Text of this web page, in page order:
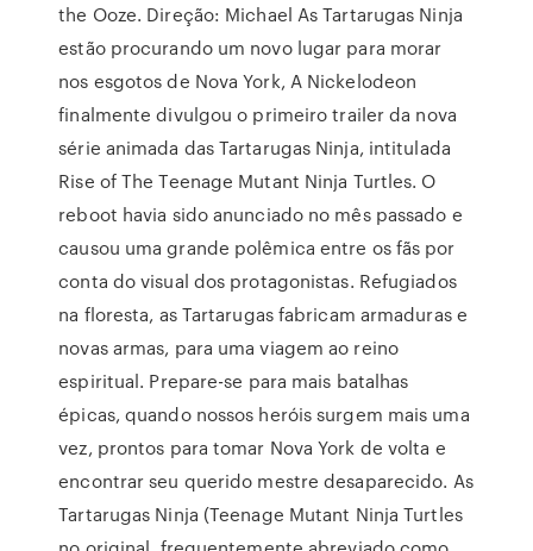
the Ooze. Direção: Michael As Tartarugas Ninja
estão procurando um novo lugar para morar
nos esgotos de Nova York, A Nickelodeon
finalmente divulgou o primeiro trailer da nova
série animada das Tartarugas Ninja, intitulada
Rise of The Teenage Mutant Ninja Turtles. O
reboot havia sido anunciado no mês passado e
causou uma grande polêmica entre os fãs por
conta do visual dos protagonistas. Refugiados
na floresta, as Tartarugas fabricam armaduras e
novas armas, para uma viagem ao reino
espiritual. Prepare-se para mais batalhas
épicas, quando nossos heróis surgem mais uma
vez, prontos para tomar Nova York de volta e
encontrar seu querido mestre desaparecido. As
Tartarugas Ninja (Teenage Mutant Ninja Turtles